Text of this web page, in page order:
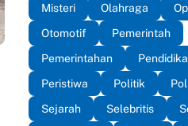
Misteri
Olahraga
Otomotif
Pemerintah
Pemerintahan
Peristiwa
Politik
Sejarah
Selebritis